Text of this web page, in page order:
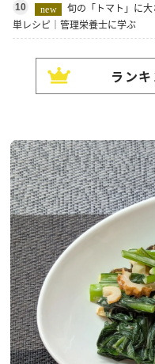
10 new
旬の「トマト」に
単レシピ｜管理栄養士に学ぶ
ラン